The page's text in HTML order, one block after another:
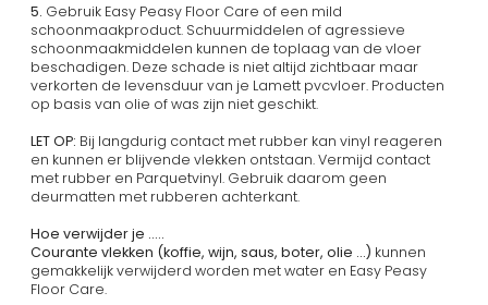
5. Gebruik Easy Peasy Floor Care of een mild
schoonmaakproduct. Schuurmiddelen of agressieve
schoonmaakmiddelen kunnen de toplaag van de vloer
beschadigen. Deze schade is niet altijd zichtbaar maar
verkorten de levensduur van je Lamett pvcvloer. Producten
op basis van olie of was zijn niet geschikt.
LET OP: Bij langdurig contact met rubber kan vinyl reageren
en kunnen er blijvende vlekken ontstaan. Vermijd contact
met rubber en Parquetvinyl. Gebruik daarom geen
deurmatten met rubberen achterkant.
Hoe verwijder je .....
Courante vlekken (koffie, wijn, saus, boter, olie ...) kunnen
gemakkelijk verwijderd worden met water en Easy Peasy
Floor Care.